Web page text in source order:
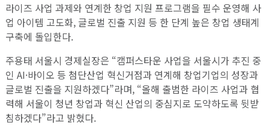
라이즈 사업 과제와 연계한 창업 지원 프로그램을 필수 운영해 사
업 아이템 고도화, 글로벌 진출 지원 등 한 단계 높은 창업 생태계
구축에 돌입한다.
주용태 서울시 경제실장은 “캠퍼스타운 사업을 서울시가 추진 중
인 AI·바이오 등 첨단산업 혁신거점과 연계해 창업기업의 성장과
글로벌 진출을 지원하겠다”라며, “올해 출범한 라이즈 사업과 협
력해 서울이 청년 창업과 혁신 산업의 중심지로 도약하도록 뒷받
침하겠다”라고 밝혔다.